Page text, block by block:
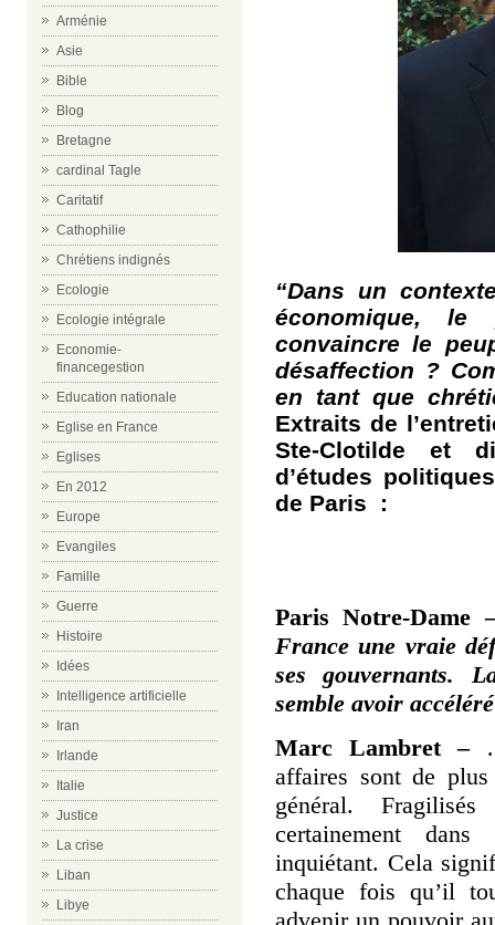
Arménie
Asie
Bible
Blog
Bretagne
cardinal Tagle
Caritatif
Cathophilie
Chrétiens indignés
Ecologie
Ecologie intégrale
Economie-
financegestion
Education nationale
Eglise en France
Eglises
En 2012
Europe
Evangiles
Famille
Guerre
Histoire
Idées
Intelligence artificielle
Iran
Irlande
Italie
Justice
La crise
Liban
Libye
“Dans un
économique,
convaincre le
désaffection ?
en tant que
Extraits de
Ste-Clotilde et
d’études
de Paris :
Paris Notre-Dame
France une vraie
ses gouvernants.
semble avoir
Marc Lambret –
affaires sont de
général.
certainement
inquiétant. Cela
chaque fois qu’il